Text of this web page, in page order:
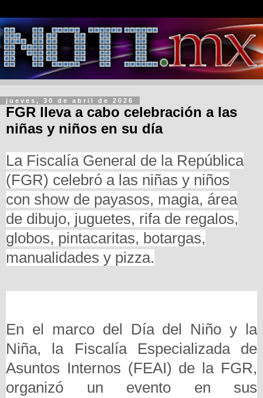
jueves, 30 de abril de 2026
FGR lleva a cabo celebración a las
niñas y niños en su día
La Fiscalía General de la República
(FGR) celebró a las niñas y niños
con show de payasos, magia, área
de dibujo, juguetes, rifa de regalos,
globos, pintacaritas, botargas,
manualidades y pizza.
En el marco del Día del Niño y la
Niña, la Fiscalía Especializada de
Asuntos Internos (FEAI) de la FGR,
organizó un evento en sus